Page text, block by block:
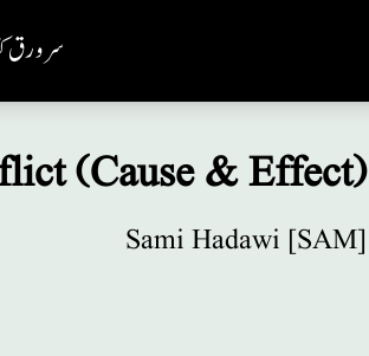
سر ورق
(Cause & Effect)
Sami Hadawi [SAM]